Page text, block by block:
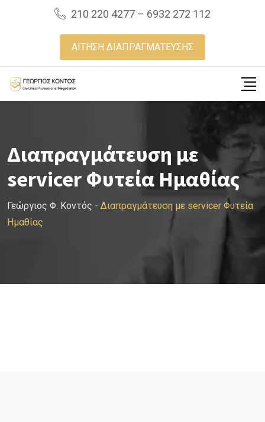
210 220 4277 – 6932 272 112
ΑΙΤΗΣΗ ΔΙΑΠΡΑΓΜΑΤΕΥΣΗΣ
Διαπραγμάτευση με
servicer Φυτεία Ημαθίας
Γεώργιος Φ. Κοντός - Διαπραγμάτευση με servicer Φυτεία
Ημαθίας